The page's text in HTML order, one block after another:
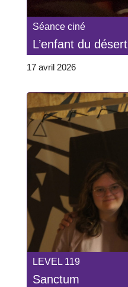
Séance ciné
L’enfant du désert
17 avril 2026
LEVEL 119
Sanctum